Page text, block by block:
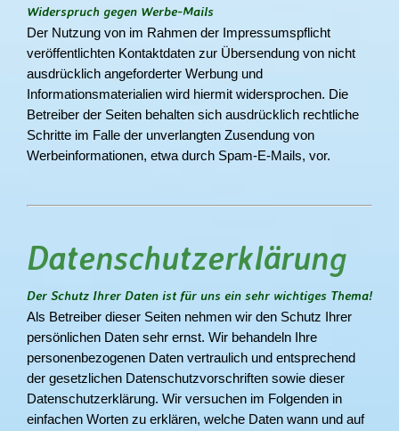
Widerspruch gegen Werbe-Mails
Der Nutzung von im Rahmen der Impressumspflicht
veröffentlichten Kontaktdaten zur Übersendung von nicht
ausdrücklich angeforderter Werbung und
Informationsmaterialien wird hiermit widersprochen. Die
Betreiber der Seiten behalten sich ausdrücklich rechtliche
Schritte im Falle der unverlangten Zusendung von
Werbeinformationen, etwa durch Spam-E-Mails, vor.
Datenschutzerklärung
Der Schutz Ihrer Daten ist für uns ein sehr wichtiges Thema!
Als Betreiber dieser Seiten nehmen wir den Schutz Ihrer
persönlichen Daten sehr ernst. Wir behandeln Ihre
personenbezogenen Daten vertraulich und entsprechend
der gesetzlichen Datenschutzvorschriften sowie dieser
Datenschutzerklärung. Wir versuchen im Folgenden in
einfachen Worten zu erklären, welche Daten wann und auf